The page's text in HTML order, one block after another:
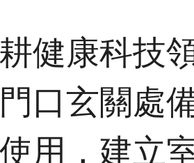
健康科技
口玄關處
用，建立